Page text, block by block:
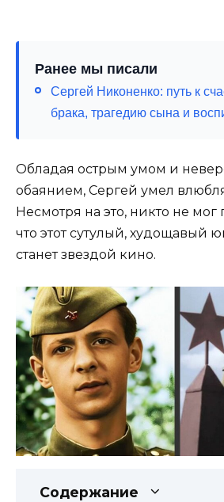
Ранее мы писали
Сергей Никоненко: путь к
брака, трагедию сына и
Обладая острым умом и
обаянием, Сергей умел
Несмотря на это, никто не
что этот сутулый, худощавый
станет звездой кино.
Содержание